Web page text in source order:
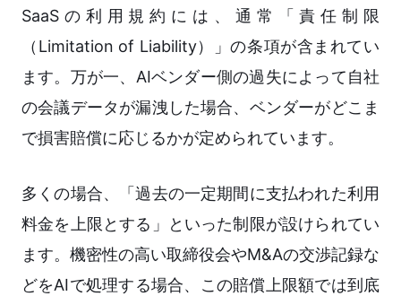
SaaSの利用規約には、通常「責任制限
（Limitation of Liability）」の条項が含まれてい
ます。万が一、AIベンダー側の過失によって自社
の会議データが漏洩した場合、ベンダーがどこま
で損害賠償に応じるかが定められています。
多くの場合、「過去の一定期間に支払われた利用
料金を上限とする」といった制限が設けられてい
ます。機密性の高い取締役会やM&Aの交渉記録な
どをAIで処理する場合、この賠償上限額では到底